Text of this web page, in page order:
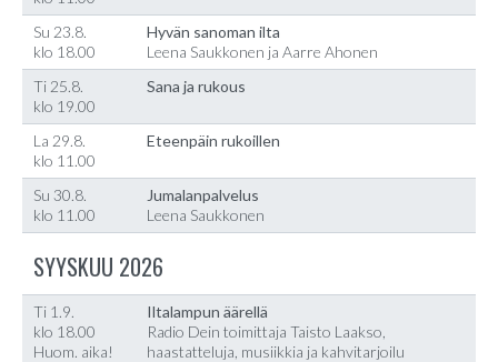
Su 23.8.
klo 18.00
Hyvän sanoman ilta
Leena Saukkonen ja Aarre Ahonen
Ti 25.8.
klo 19.00
Sana ja rukous
La 29.8.
klo 11.00
Eteenpäin rukoillen
Su 30.8.
klo 11.00
Jumalanpalvelus
Leena Saukkonen
SYYSKUU 2026
Ti 1.9.
klo 18.00
Huom. aika!
Iltalampun äärellä
Radio Dein toimittaja Taisto Laakso,
haastatteluja, musiikkia ja kahvitarjoilu